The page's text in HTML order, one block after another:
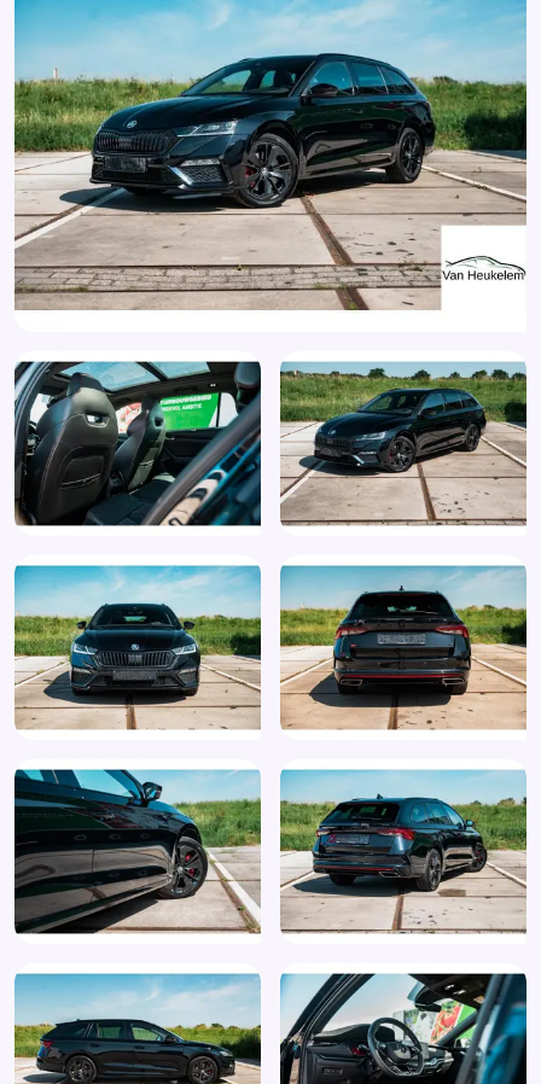
Connected services
Cruise control
DAB ontvanger
Dakrails
Dimlichten automatisch
Dodehoek Detectie
Draadloze telefoonlader
Elektrisch bedienbare achterklep
Elektrische ramen achter
Elektrisch verstelbare passagiersstoel
Elektronische remkrachtverdeling
Elektronisch Stabiliteits Programma
Extra getint glas
Hill hold functie
Hoofd airbag(s) voor
Keyless start
Knie airbag(s)
Koplampen adaptief
Koplampreiniging
LED dagrijverlichting
Lederen stuurwiel
Lederen versnellingspook
LED mistlampen
Lendesteunen (verstelbaar)
Multimedia-voorbereiding
Multimedia scherm klein
Oplaadmogelijkheid